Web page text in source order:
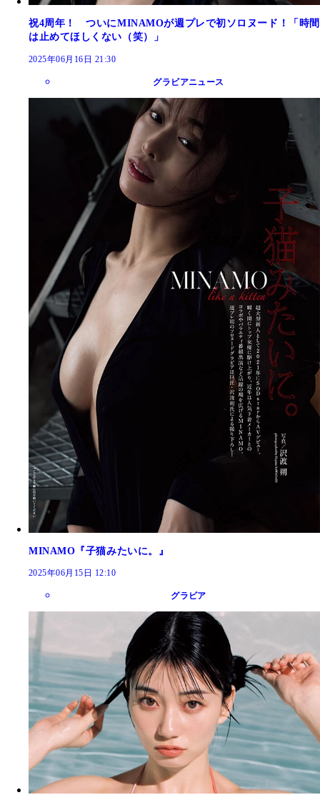
祝4周年！ ついにMINAMOが週プレで初ソロヌード！「時間
は止めてほしくない（笑）」
2025年06月16日 21:30
グラビアニュース
MINAMO『子猫みたいに。』
2025年06月15日 12:10
グラビア